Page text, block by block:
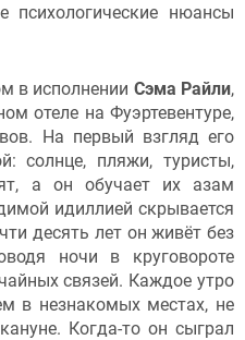
психологические нюансы
в исполнении Сэма Райли,
отеле на Фуэртевентуре,
На первый взгляд его
солнце, пляжи, туристы,
а он обучает их азам
идиллией скрывается
десять лет он живёт без
ночи в круговороте
связей. Каждое утро
в незнакомых местах, не
Когда-то он сыграл